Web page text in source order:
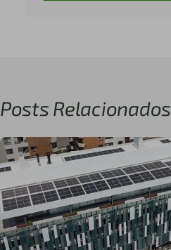
Posts Relacionados